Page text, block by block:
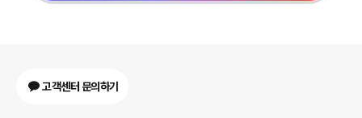
고객센터 문의하기